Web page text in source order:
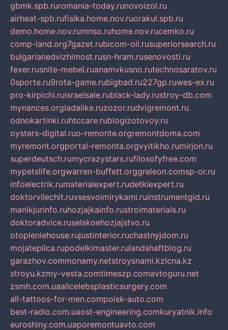
gbmk.spb.ruromania-today.runovoizol.ru
airheat-spb.rufisika.home.nov.ruorakul.spb.ru
demo.home.nov.rumnso.ruhome.nov.rucemko.ru
comp-land.org7gazet.rubicom-oil.rusuperiorsearch.ru
bulgarianedvizhimost.rusn-hram.rusenovosti.ru
fexer.rusnite-mebel.ruanamvkusno.rutechnosaratov.ru
0sporte.ru9rota-game.rubigbad.ru227gp.ruwes-ex.ru
pro-kirpichi.ruisraelsale.rublack-lady.rustroy-db.com
mynances.orgladalike.ruzozor.rudvigremont.ru
odnokartinki.ruhtccare.rublogizotovoy.ru
oysters-digital.ruo-remonte.orgremontdoma.com
myremont.orgportal-remonta.orgvyitikho.rumirjon.ru
superdeutsch.rumycrazystars.rufilosofyfree.com
mypetslife.orgwarren-buffett.orggreleon.comsp-or.ru
infoelectrik.rumaterialexpert.rudetkiexpert.ru
doktorvilechit.ruvsesvoimirykami.ruinstrumentgid.ru
manikjurinfo.ruhozjajkainfo.rustroimaterials.ru
doktoradvice.ruselskoehozjajstvo.ru
otopleniehouse.rujustinterior.ruchastnyjdom.ru
mojateplica.rupodelkimaster.rulandshaftblog.ru
garazhov.commonamy.netstroysnami.kzlcna.kz
stroyu.kzmy-vesta.comtimeszp.comavtoguru.net
zsmh.com.uaallcelebsplasticsurgery.com
all-tattoos-for-men.compoisk-auto.com
best-radio.com.uaost-engineering.comkuryatnik.info
euroshiny.com.uaporemontuavto.com